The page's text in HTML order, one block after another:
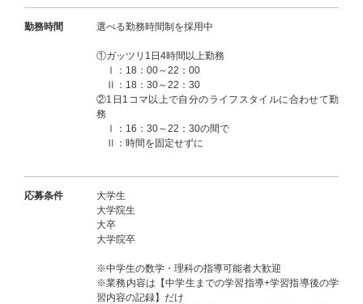
勤務時間 選べる勤務時間制を採用中
①ガッツリ1日4時間以上勤務
Ⅰ：18：00～22：00
Ⅱ：18：30～22：30
②1日1コマ以上で自分のライフスタイルに合わせて勤
務
Ⅰ：16：30～22：30の間で
Ⅱ：時間を固定せずに
応募条件
大学生
大学院生
大卒
大学院卒
※中学生の数学・理科の指導可能者大歓迎
※業務内容は【中学生までの学習指導+学習指導後の学
習内容の記録】だけ